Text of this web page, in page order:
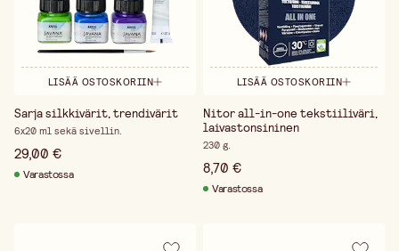
LISÄÄ OSTOSKORIIN
Sarja silkkivärit, trendivärit
6x20 ml sekä sivellin.
29,00 €
Varastossa
LISÄÄ OSTOSKORIIN
Nitor all-in-one tekstiiliväri,
laivastonsininen
230 g.
8,70 €
Varastossa